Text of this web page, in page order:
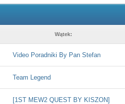
Wątek:
Video Poradniki By Pan Stefan
Team Legend
[1ST MEW2 QUEST BY KISZON]